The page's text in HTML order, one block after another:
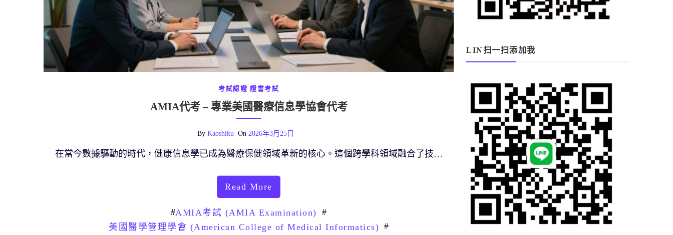
考試認證 證書考試
AMIA代考 – 專業美國醫療信息學協會代考
By Kaoshiku On 2026年3月25日
在當今數據驅動的時代，健康信息學已成為醫療保健領域革新的核心。這個跨學科領域融合了技…
Read More
#AMIA考試 (AMIA Examination) #
美國醫學管理學會 (American College of Medical Informatics) #
LIN扫一扫添加我